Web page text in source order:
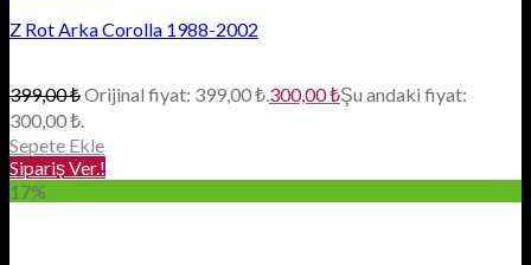
Z Rot Arka Corolla 1988-2002
399,00₺Orijinal fiyat: 399,00 ₺.300,00₺Şu andaki fiyat:
300,00 ₺.
Sepete Ekle
Sipariş Ver.!
17%